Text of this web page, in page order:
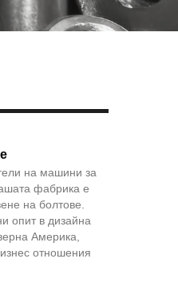
на машини за
фабрика е
на болтове.
опит в дизайна
Америка,
отношения